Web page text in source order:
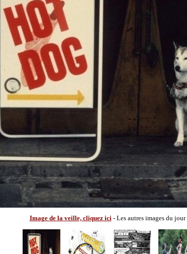
Image de la veille, cliquez ici- Les autres images du jour